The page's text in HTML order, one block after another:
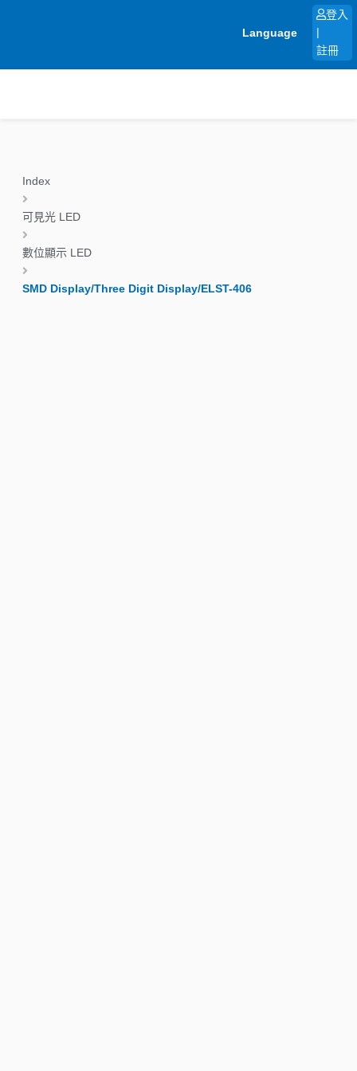
Language
登入
註冊
Index
可見光 LED
數位顯示 LED
SMD Display/Three Digit Display/ELST-406